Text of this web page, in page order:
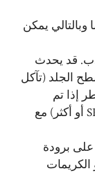
يمكن
قد يحدث
الجلد (تآكل
إذا تم
استخدام واقي من الشمس (SPF 50 أو أكثر) مع
برودة